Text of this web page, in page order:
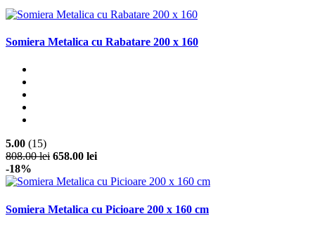
Somiera Metalica cu Rabatare 200 x 160
5.00 (15)
808.00 lei 658.00 lei
-18%
Somiera Metalica cu Picioare 200 x 160 cm